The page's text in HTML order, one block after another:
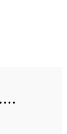
• • • •